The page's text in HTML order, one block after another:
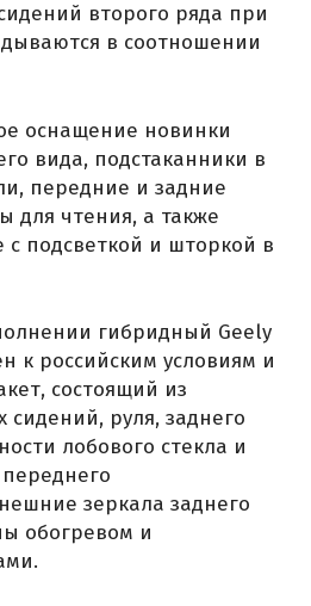
второго ряда при
в соотношении
оснащение новинки
вида, подстаканники в
передние и задние
для чтения, а также
с подсветкой и шторкой в
гибридный Geely
к российским условиям и
состоящий из
сидений, руля, заднего
лобового стекла и
зеркала заднего
обогревом и